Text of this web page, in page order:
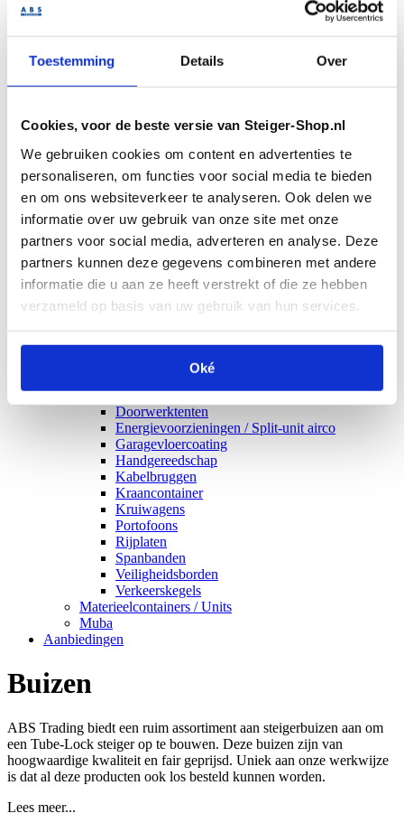
Toestemming Details Over
Cookies, voor de beste versie van Steiger-Shop.nl
We gebruiken cookies om content en advertenties te
personaliseren, om functies voor social media te bieden
en om ons websiteverkeer te analyseren. Ook delen we
informatie over uw gebruik van onze site met onze
partners voor social media, adverteren en analyse. Deze
partners kunnen deze gegevens combineren met andere
informatie die u aan ze heeft verstrekt of die ze hebben
verzameld op basis van uw gebruik van hun services.
Oké
Stapelbakken
U-frames
Bouwplaatsinrichting
Bouwhekken
Bouwverwarming
Bouwkachels
Bouwdrogers
Elektrische kachel
Gaskachels
Bouwlampen
Bouwliften
Krachtarmliften
Krachtarmlift accessoires
Stortkokers
Randbeveiliging
Verdeelkasten
Hoofdverdeelkasten
Zwerfkasten
Terrein
Bouwwaterputten
Doorwerktenten
Energievoorzieningen / Split-unit airco
Garagevloercoating
Handgereedschap
Kabelbruggen
Kraancontainer
Kruiwagens
Portofoons
Rijplaten
Spanbanden
Veiligheidsborden
Verkeerskegels
Materieelcontainers / Units
Muba
Aanbiedingen
Buizen
ABS Trading biedt een ruim assortiment aan steigerbuizen aan om
een Tube-Lock steiger op te bouwen. Deze buizen zijn van
hoogwaardige kwaliteit en fair geprijsd. Uniek aan onze werkwijze
is dat al deze producten ook los besteld kunnen worden.
Lees meer...